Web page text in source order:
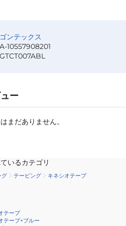
ゴンテックス
A-10557908201
GTCT007ABL
ー
まだありません。
いるカテゴリ
グ テーピング キネシオテープ
テープ
テープ×ブルー